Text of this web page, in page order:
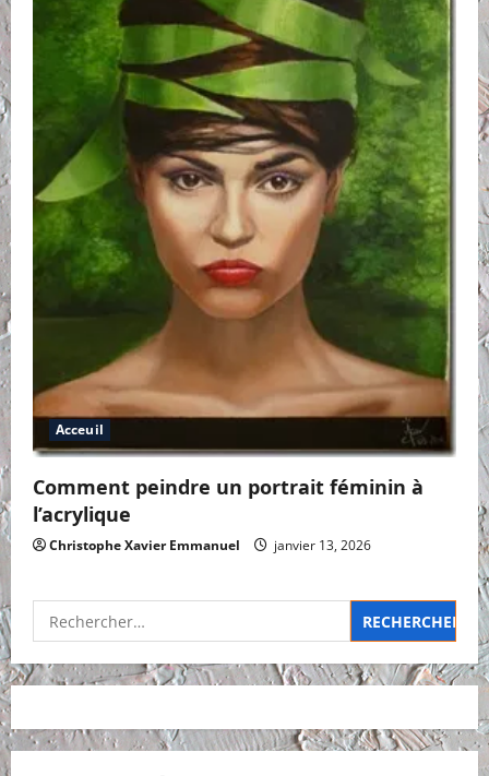
Acceuil
Comment peindre un portrait féminin à
l’acrylique
Christophe Xavier Emmanuel janvier 13, 2026
Rechercher :